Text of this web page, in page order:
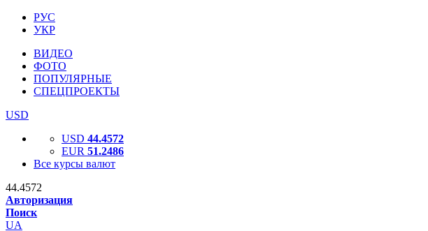
РУС
УКР
ВИДЕО
ФОТО
ПОПУЛЯРНЫЕ
СПЕЦПРОЕКТЫ
USD
USD 44.4572
EUR 51.2486
Все курсы валют
44.4572
Авторизация
Поиск
UA